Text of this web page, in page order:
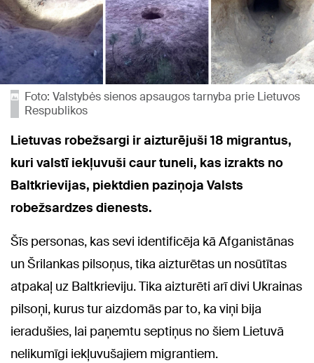
Foto: Valstybės sienos apsaugos tarnyba prie Lietuvos
Respublikos
Lietuvas robežsargi ir aizturējuši 18 migrantus,
kuri valstī iekļuvuši caur tuneli, kas izrakts no
Baltkrievijas, piektdien paziņoja Valsts
robežsardzes dienests.
Šīs personas, kas sevi identificēja kā Afganistānas
un Šrilankas pilsoņus, tika aizturētas un nosūtītas
atpakaļ uz Baltkrieviju. Tika aizturēti arī divi Ukrainas
pilsoņi, kurus tur aizdomās par to, ka viņi bija
ieradušies, lai paņemtu septiņus no šiem Lietuvā
nelikumīgi iekļuvušajiem migrantiem.